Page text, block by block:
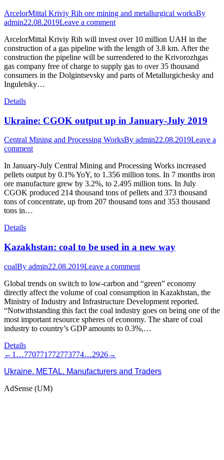
ArcelorMittal Kriviy Rih ore mining and metallurgical worksBy
admin22.08.2019Leave a comment
ArcelorMittal Kriviy Rih will invest over 10 million UAH in the
construction of a gas pipeline with the length of 3.8 km. After the
construction the pipeline will be surrendered to the Krivorozhgas
gas company free of charge to supply gas to over 35 thousand
consumers in the Dolgintsevsky and parts of Metallurgichesky and
Inguletsky…
Details
Ukraine: CGOK output up in January-July 2019
Central Mining and Processing WorksBy admin22.08.2019Leave a
comment
In January-July Central Mining and Processing Works increased
pellets output by 0.1% YoY, to 1.356 million tons. In 7 months iron
ore manufacture grew by 3.2%, to 2.495 million tons. In July
CGOK produced 214 thousand tons of pellets and 373 thousand
tons of concentrate, up from 207 thousand tons and 353 thousand
tons in…
Details
Kazakhstan: coal to be used in a new way
coalBy admin22.08.2019Leave a comment
Global trends on switch to low-carbon and “green” economy
directly affect the volume of coal consumption in Kazakhstan, the
Ministry of Industry and Infrastructure Development reported.
“Notwithstanding this fact the coal industry goes on being one of the
most important resource spheres of economy. The share of coal
industry to country’s GDP amounts to 0.3%,…
Details
← 1 …770771 772773774…2926→
Ukraine. METAL. Manufacturers and Traders
AdSense (UM)